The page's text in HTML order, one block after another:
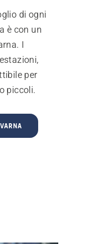
di ogni
è con un
I
per
piccoli.